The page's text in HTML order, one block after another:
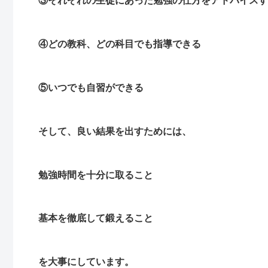
④どの教科、どの科目でも指導できる
⑤いつでも自習ができる
そして、良い結果を出すためには、
勉強時間を十分に取ること
基本を徹底して鍛えること
を大事にしています。